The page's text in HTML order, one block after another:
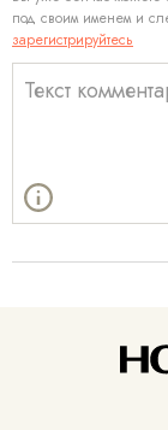
под своим именем и
зарегистрируйтесь